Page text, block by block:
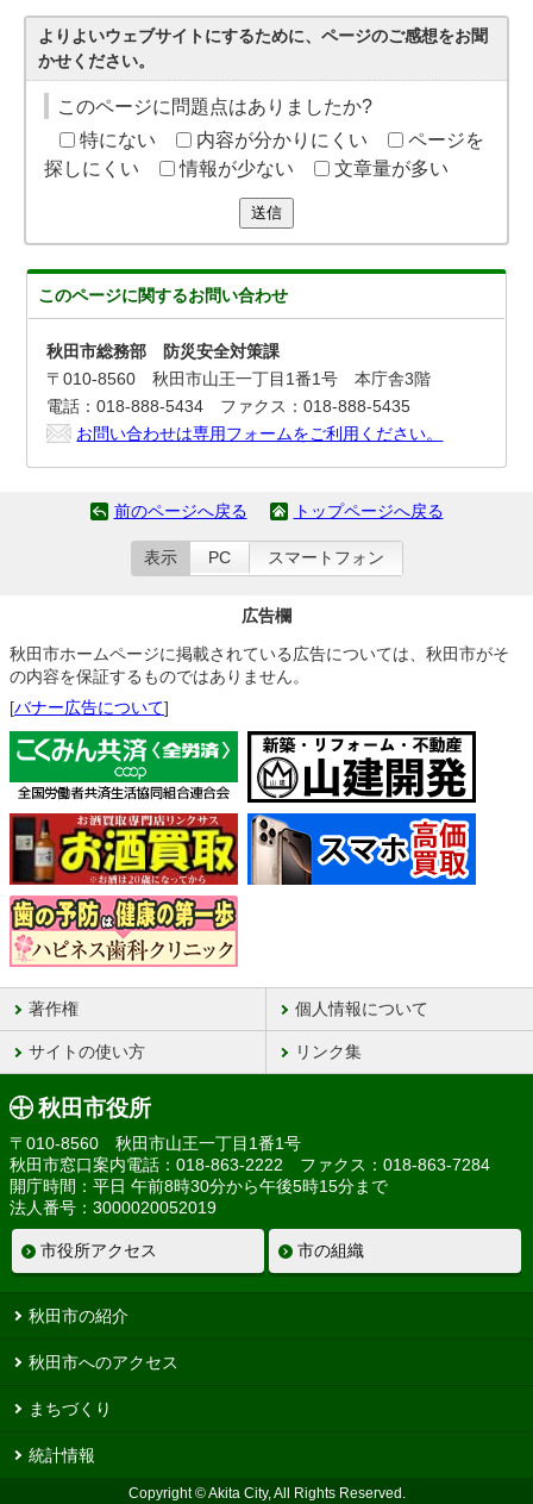
よりよいウェブサイトにするために、ページのご感想をお聞
かせください。
このページに問題点はありましたか?
特にない
内容が分かりにくい
ページを
探しにくい
情報が少ない 文章量が多い
送信
このページに関するお問い合わせ
秋田市総務部 防災安全対策課
〒010-8560 秋田市山王一丁目1番1号 本庁舎3階
電話：018-888-5434 ファクス：018-888-5435
お問い合わせは専用フォームをご利用ください。
前のページへ戻る トップページへ戻る
表示 PC スマートフォン
広告欄
秋田市ホームページに掲載されている広告については、秋田市がそ
の内容を保証するものではありません。
[バナー広告について]
著作権 個人情報について
サイトの使い方 リンク集
秋田市役所
〒010-8560 秋田市山王一丁目1番1号
秋田市窓口案内電話：018-863-2222 ファクス：018-863-7284
開庁時間：平日 午前8時30分から午後5時15分まで
法人番号：3000020052019
市役所アクセス 市の組織
秋田市の紹介
秋田市へのアクセス
まちづくり
統計情報
Copyright © Akita City, All Rights Reserved.